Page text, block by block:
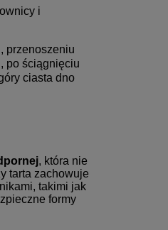
i
przenoszeniu
po ściągnięciu
ciasta dno
, która nie
tarta zachowuje
takimi jak
formy